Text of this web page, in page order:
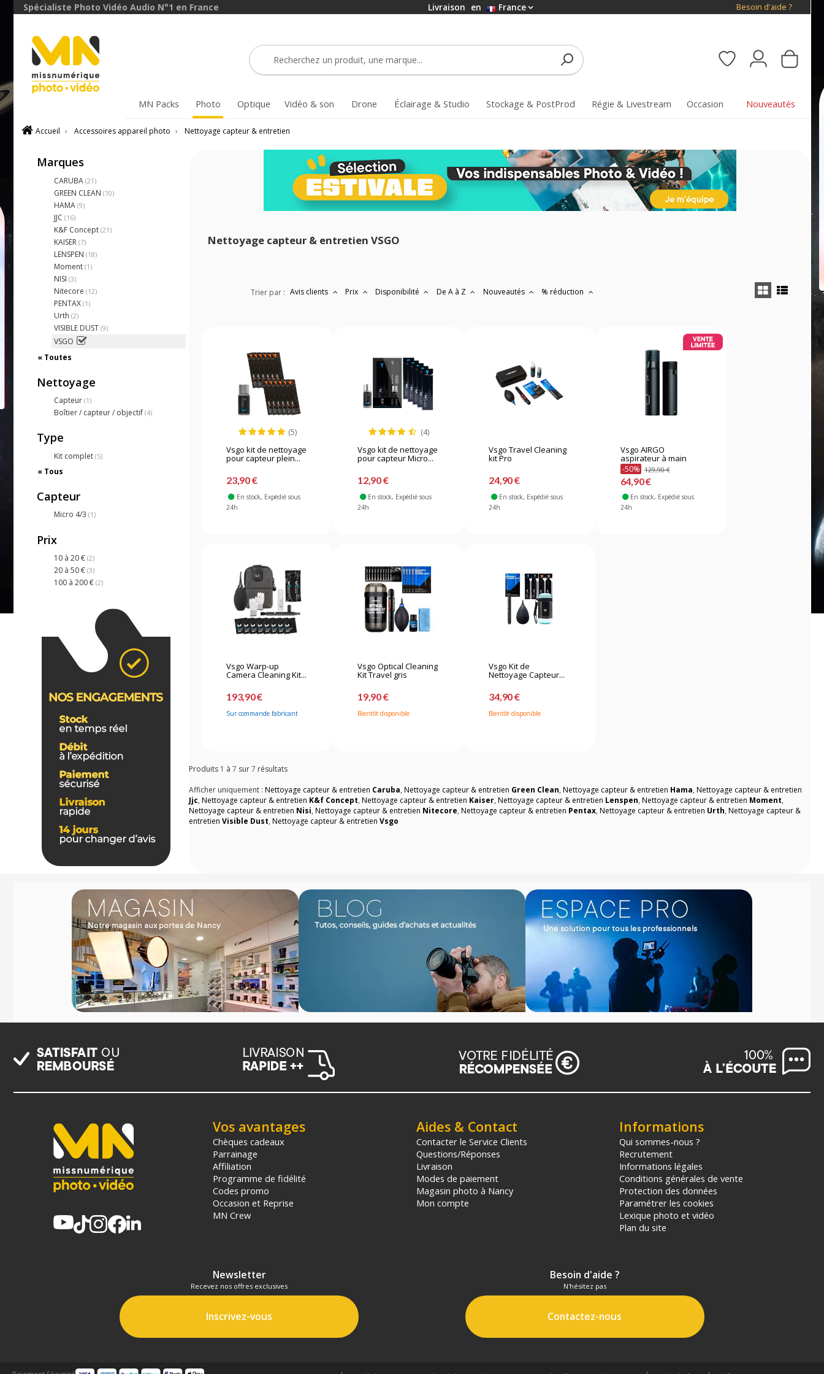
Spécialiste Photo Vidéo Audio N°1 en France Livraison en France Besoin d'aide ?
MN Packs Photo Optique Vidéo & son Drone Éclairage & Studio Stockage & PostProd Régie & Livestream Occasion Nouveautés
Accueil › Accessoires appareil photo › Nettoyage capteur & entretien
Marques
CARUBA (21)
GREEN CLEAN (10)
HAMA (9)
JJC (16)
K&F Concept (21)
KAISER (7)
LENSPEN (18)
Moment (1)
NISI (3)
Nitecore (12)
PENTAX (1)
Urth (2)
VISIBLE DUST (9)
VSGO
« Toutes
Nettoyage
Capteur (1)
Boîtier / capteur / objectif (4)
Type
Kit complet (5)
« Tous
Capteur
Micro 4/3 (1)
Prix
10 à 20 € (2)
20 à 50 € (3)
100 à 200 € (2)
Nettoyage capteur & entretien VSGO
Trier par : Avis clients Prix Disponibilité De A à Z Nouveautés % réduction
(5)
Vsgo kit de nettoyage
pour capteur plein...
23,90 €
En stock, Expédié sous
24h
(4)
Vsgo kit de nettoyage
pour capteur Micro...
12,90 €
En stock, Expédié sous
24h
Vsgo Travel Cleaning
kit Pro
24,90 €
En stock, Expédié sous
24h
Vsgo AIRGO
aspirateur à main
-50% 129,90 €
64,90 €
En stock, Expédié sous
24h
Vsgo Warp-up
Camera Cleaning Kit...
193,90 €
Sur commande fabricant
Vsgo Optical Cleaning
Kit Travel gris
19,90 €
Bientôt disponible
Vsgo Kit de
Nettoyage Capteur...
34,90 €
Bientôt disponible
Produits 1 à7 sur7 résultats
Afficher uniquement :Nettoyage capteur & entretien Caruba,Nettoyage capteur & entretien Green Clean,Nettoyage capteur & entretien Hama,Nettoyage capteur & entretien
Jjc,Nettoyage capteur & entretien K&f Concept,Nettoyage capteur & entretien Kaiser,Nettoyage capteur & entretien Lenspen,Nettoyage capteur & entretien Moment,
Nettoyage capteur & entretien Nisi,Nettoyage capteur & entretien Nitecore,Nettoyage capteur & entretien Pentax,Nettoyage capteur & entretien Urth,Nettoyage capteur &
entretienVisible Dust,Nettoyage capteur & entretienVsgo
Vos avantages
Chèques cadeaux
Parrainage
Affiliation
Programme de fidélité
Codes promo
Occasion et Reprise
MN Crew
Aides & Contact
Contacter le Service Clients
Questions/Réponses
Livraison
Modes de paiement
Magasin photo à Nancy
Mon compte
Informations
Qui sommes-nous ?
Recrutement
Informations légales
Conditions générales de vente
Protection des données
Paramétrer les cookies
Lexique photo et vidéo
Plan du site
Newsletter
Recevez nos offres exclusives
Inscrivez-vous
Besoin d'aide ?
N'hésitez pas
Contactez-nous